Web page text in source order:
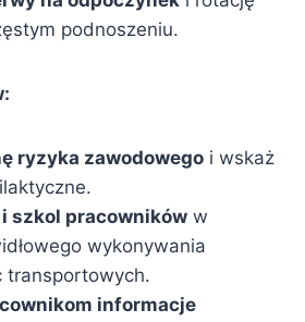
podnoszeniu.
ryzyka zawodowego i wskaż
szkol pracowników w
wykonywania
transportowych.
informacje